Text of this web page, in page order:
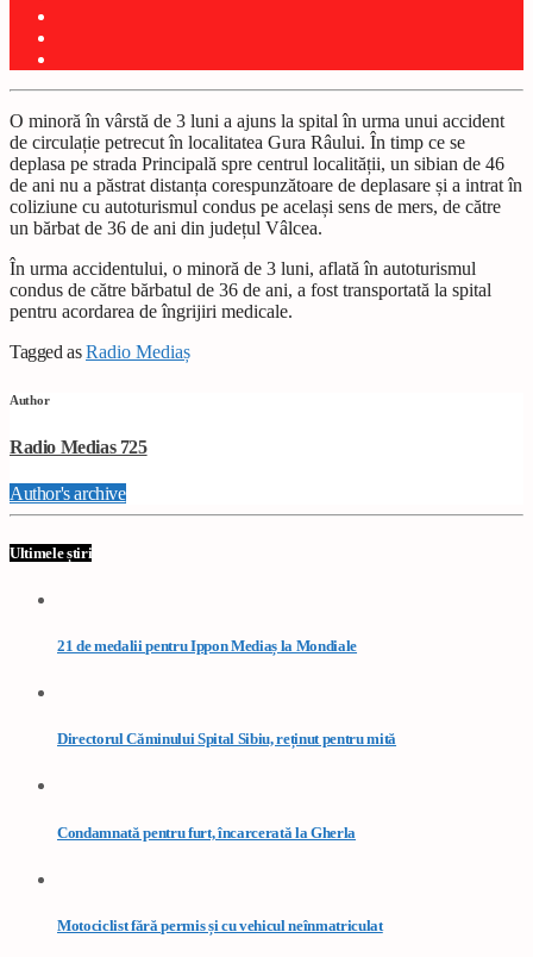
O minoră în vârstă de 3 luni a ajuns la spital în urma unui accident
de circulație petrecut în localitatea Gura Râului. În timp ce se
deplasa pe strada Principală spre centrul localității, un sibian de 46
de ani nu a păstrat distanța corespunzătoare de deplasare și a intrat în
coliziune cu autoturismul condus pe același sens de mers, de către
un bărbat de 36 de ani din județul Vâlcea.
În urma accidentului, o minoră de 3 luni, aflată în autoturismul
condus de către bărbatul de 36 de ani, a fost transportată la spital
pentru acordarea de îngrijiri medicale.
Tagged asRadio Mediaș
Author
Radio Medias 725
Author's archive
Ultimele știri
21 de medalii pentru Ippon Mediaș la Mondiale
Directorul Căminului Spital Sibiu, reținut pentru mită
Condamnată pentru furt, încarcerată la Gherla
Motociclist fără permis și cu vehicul neînmatriculat